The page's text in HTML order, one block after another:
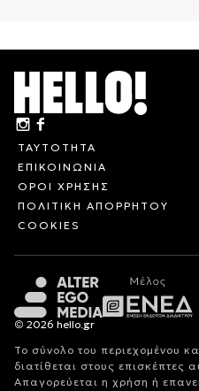
ΤΑΥΤΟΤΗΤΑ
ΕΠΙΚΟΙΝΩΝΙΑ
ΟΡΟΙ ΧΡΗΣΗΣ
ΠΟΛΙΤΙΚΗ ΑΠΟΡΡΗΤΟΥ
COOKIES
© 2026 hello.gr
Το σύνολο του περιεχομένου
διατίθεται στους επισκέπτες
Απαγορεύεται η χρήση ή